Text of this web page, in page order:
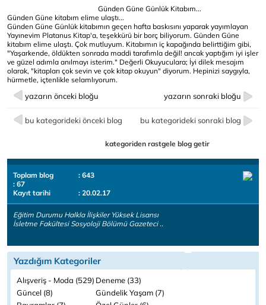
Günden Güne Günlük Kitabım...
Günden Güne kitabım elime ulaştı...
Günden Güne Günlük kitabımın geçen hafta baskısını yaparak yayımlayan
Yayınevim Platanus Kitap'a, teşekkürü bir borç biliyorum. Günden Güne
kitabım elime ulaştı. Çok mutluyum. Kitabımın iç kapağında belirttiğim gibi,
"Yaşarkende, öldükten sonrada maddi tarafımla değil! ancak yaptığım iyi işler
ve güzel adımla anılmayı isterim." Değerli Okuyuculara; İyi dilek mesajım
olarak, "kitapları çok sevin ve çok kitap okuyun" diyorum. Hepinizi saygıyla,
hürmetle, içtenlikle selamlıyorum.
yazarın önceki bloğu yazarın sonraki bloğu
bu kategorideki önceki blog bu kategorideki sonraki blog
kategoriden rastgele blog getir
Toplam blog
: 643
: 67
Kayıt tarihi
: 20.02.17
Eğitim Durumu Halkla İlişkiler Yüksek Lisansı
İsletme Fakültesi Sosyoloji Bölümü Gazeteci ..
Yazdığım Kategoriler
Alışveriş - Moda (529) Deneme (33)
Güncel (8)
Gündelik Yaşam (7)